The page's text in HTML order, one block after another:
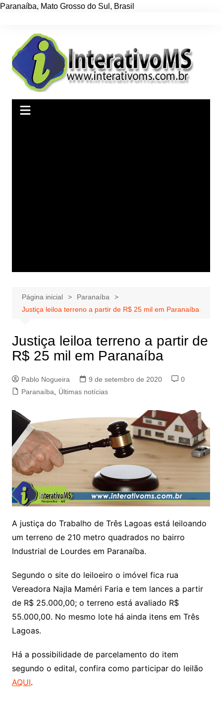
Paranaíba, Mato Grosso do Sul , Brasil
conteúdo
Página inicial
Paranaíba
Justiça leiloa terreno a partir de R$ 25 mil em Paranaíba
Justiça leiloa terreno a partir de
R$ 25 mil em Paranaíba
Pablo Nogueira 9 de setembro de 2020
0
Paranaíba
Últimas notícias
A justiça do Trabalho de Três Lagoas está leiloando
um terreno de 210 metro quadrados no bairro
Industrial de Lourdes em Paranaíba.
Segundo o site do leiloeiro o imóvel fica rua
Vereadora Najla Maméri Faria e tem lances a partir
de R$ 25.000,00; o terreno está avaliado R$
55.000,00. No mesmo lote há ainda itens em Três
Lagoas.
Há a possibilidade de parcelamento do item
segundo o edital, confira como participar do leilão
AQUI.